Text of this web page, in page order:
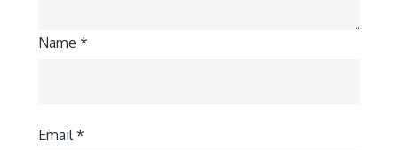
Name *
Email*